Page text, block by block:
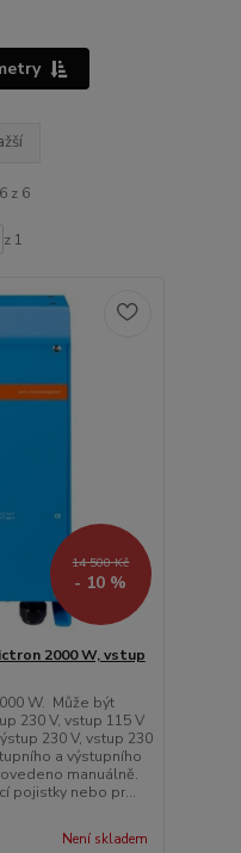
z 6
z 1
14 500 Kč
- 10 %
2000 W, vstup
W. Může být
230 V, vstup 115 V
230 V, vstup 230
a výstupního
manuálně.
pojistky nebo pr...
Není skladem